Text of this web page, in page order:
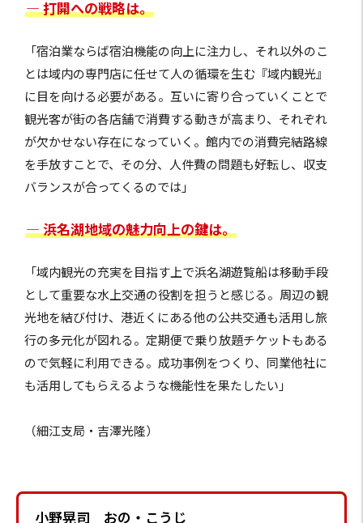
― 打開への戦略は。
「宿泊業ならば宿泊機能の向上に注力し、それ以外のこ
とは域内の専門店に任せて人の循環を生む『域内観光』
に目を向ける必要がある。互いに寄り合っていくことで
観光客が街の各店舗で消費する動きが高まり、それぞれ
が欠かせない存在になっていく。館内での消費完結路線
を手放すことで、その分、人件費の問題も好転し、収支
バランスが合ってくるのでは」
― 浜名湖地域の魅力向上の鍵は。
「域内観光の充実を目指す上で浜名湖遊覧船は移動手段
として重要な水上交通の役割を担うと感じる。周辺の観
光地を結び付け、港近くにある他の公共交通も活用し旅
行の多元化が図れる。定期便で乗り放題チケットもある
ので気軽に利用できる。成功事例をつくり、同業他社に
も活用してもらえるような機能性を果たしたい」
（細江支局・吉澤光隆）
小野晃司 おの・こうじ